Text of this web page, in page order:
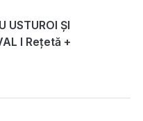
USTUROI ȘI
I Rețetă +